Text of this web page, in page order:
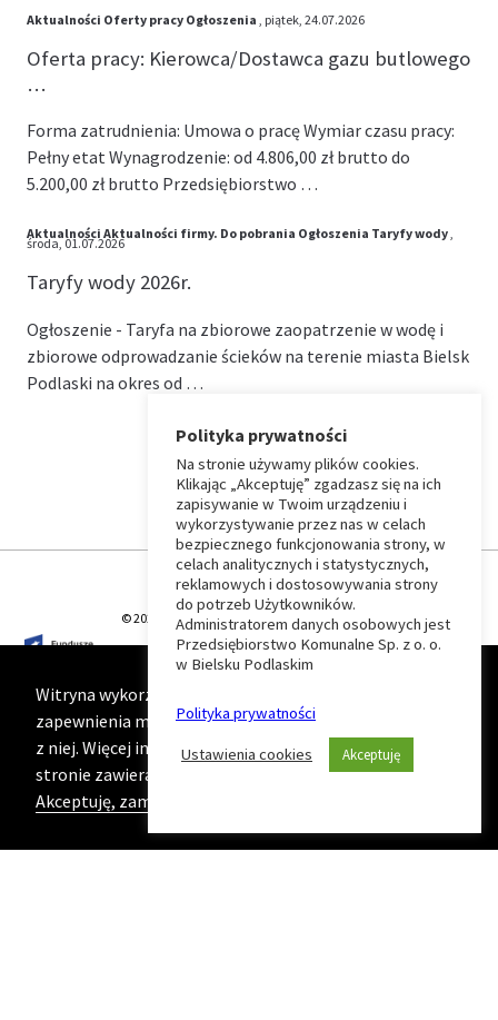
Aktualności Oferty pracy Ogłoszenia , piątek, 24.07.2026
Oferta pracy: Kierowca/Dostawca gazu butlowego
…
Forma zatrudnienia: Umowa o pracę Wymiar czasu pracy:
Pełny etat Wynagrodzenie: od 4.806,00 zł brutto do
5.200,00 zł brutto Przedsiębiorstwo …
Aktualności Aktualności firmy. Do pobrania Ogłoszenia Taryfy wody,
środa, 01.07.2026
Taryfy wody 2026r.
Ogłoszenie - Taryfa na zbiorowe zaopatrzenie w wodę i
zbiorowe odprowadzanie ścieków na terenie miasta Bielsk
Podlaski na okres od …
⏶
Wróć
do
początku
strony
© 2026 T-Matic Grupa Computer Plus Sp. z o.o.
Witryna wykorzystuje ciasteczka (cookies) w celu
zapewnienia maksymalnej wygody podczas korzystania
z niej. Więcej informacji na ten temat znajduje się na
stronie zawierającej naszą
Politykę prywatności
Akceptuję, zamknij komunikat
Polityka prywatności
Na stronie używamy plików cookies.
Klikając „Akceptuję” zgadzasz się na ich
zapisywanie w Twoim urządzeniu i
wykorzystywanie przez nas w celach
bezpiecznego funkcjonowania strony, w
celach analitycznych i statystycznych,
reklamowych i dostosowywania strony
do potrzeb Użytkowników.
Administratorem danych osobowych jest
Przedsiębiorstwo Komunalne Sp. z o. o.
w Bielsku Podlaskim
Polityka prywatności
Ustawienia cookies Akceptuję